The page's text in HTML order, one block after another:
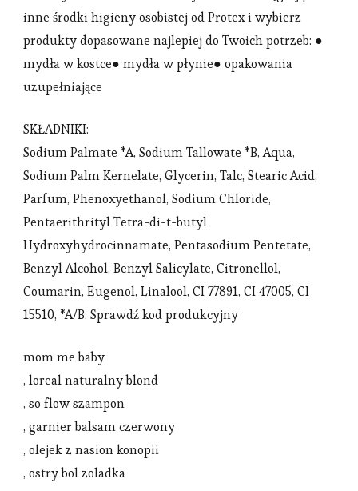
inne środki higieny osobistej od Protex i wybierz
produkty dopasowane najlepiej do Twoich potrzeb: ●
mydła w kostce● mydła w płynie● opakowania
uzupełniające
SKŁADNIKI:
Sodium Palmate *A, Sodium Tallowate *B, Aqua,
Sodium Palm Kernelate, Glycerin, Talc, Stearic Acid,
Parfum, Phenoxyethanol, Sodium Chloride,
Pentaerithrityl Tetra-di-t-butyl
Hydroxyhydrocinnamate, Pentasodium Pentetate,
Benzyl Alcohol, Benzyl Salicylate, Citronellol,
Coumarin, Eugenol, Linalool, CI 77891, CI 47005, CI
15510, *A/B: Sprawdź kod produkcyjny
mom me baby
, loreal naturalny blond
, so flow szampon
, garnier balsam czerwony
, olejek z nasion konopii
, ostry bol zoladka